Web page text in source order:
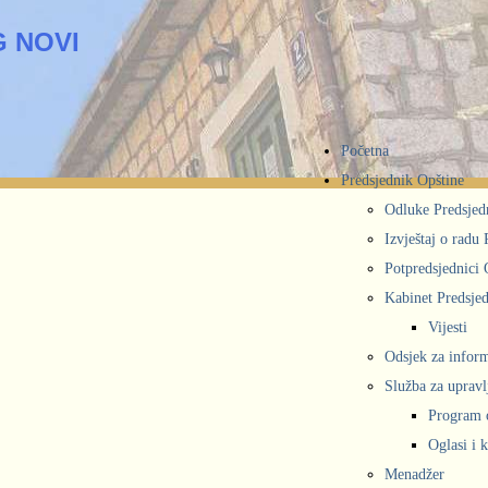
NOVI
Početna
Predsjednik Opštine
Odluke
Izvještaj o radu
Potpredsjednici
Kabinet
Vijesti
Odsjek za
Služba za
Program
Oglasi i
Menadžer